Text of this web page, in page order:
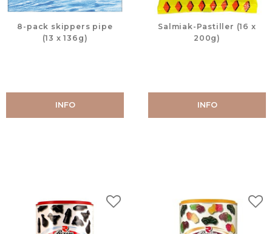
8-pack skippers pipe
(13 x 136g)
INFO
Salmiak-Pastiller (16 x
200g)
INFO
Lägg till i favoriter